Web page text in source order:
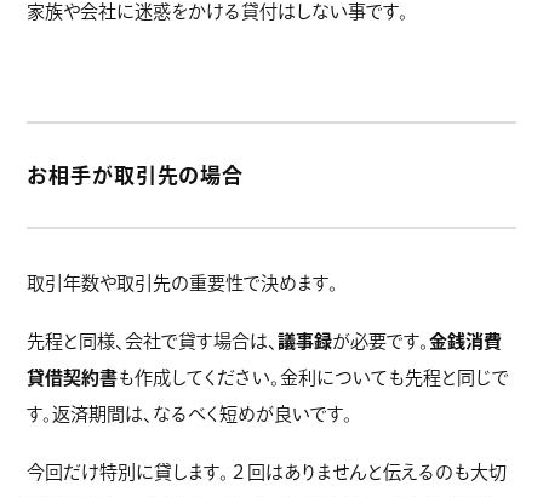
家族や会社に迷惑をかける貸付はしない事です。
お相手が取引先の場合
取引年数や取引先の重要性で決めます。
先程と同様、会社で貸す場合は、議事録が必要です。金銭消費
貸借契約書も作成してください。金利についても先程と同じで
す。返済期間は、なるべく短めが良いです。
今回だけ特別に貸します。２回はありませんと伝えるのも大切